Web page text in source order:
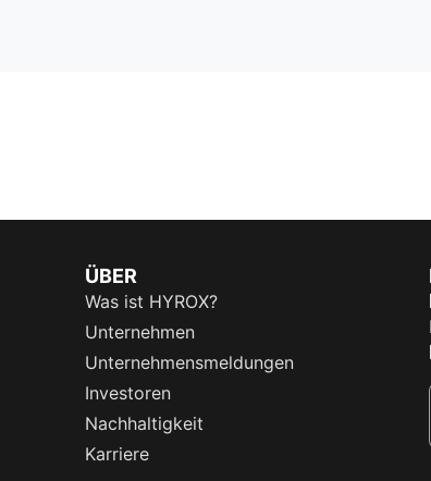
ÜBER
Was ist HYROX?
Unternehmen
Unternehmensmeldungen
Investoren
Nachhaltigkeit
Karriere